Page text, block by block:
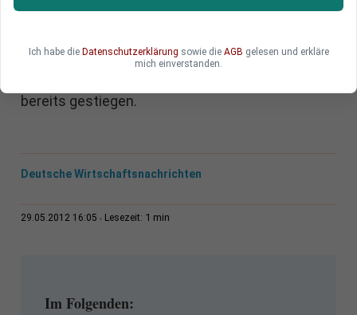
Die großen chinesischen Banken haben zuletzt
vermutet, die Regierung könnte damit das
Wirtschaftswachstum erneut ankurbeln wollen.
bereits gestiegen.
Deutsche Wirtschaftsnachrichten
29.05.2012 16:05 Lesezeit: 1 min
Im Folgenden:
Ich habe die Datenschutzerklärung sowie die AGB gelesen und erkläre
mich einverstanden.